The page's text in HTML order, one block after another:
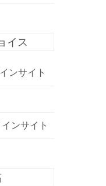
イス
ンサイト
ンサイト